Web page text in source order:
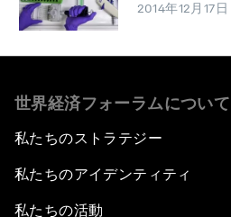
2014年12月17日
世界経済フォーラムについて
私たちのストラテジー
私たちのアイデンティティ
私たちの活動